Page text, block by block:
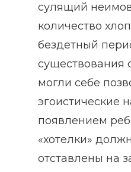
сулящий
количество
бездетный
существования
могли себе
эгоистические
появлением
«хотелки»
отставлены на